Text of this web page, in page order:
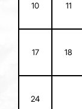
10 11
17 18
24